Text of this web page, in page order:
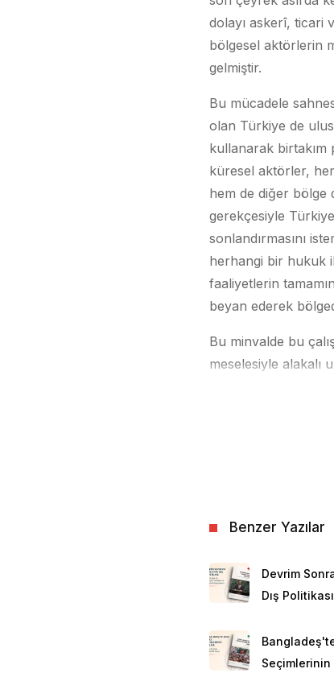
dolayı askerî, ticari
bölgesel aktörlerin
gelmiştir.
Bu mücadele
olan Türkiye de
kullanarak birtakım
küresel aktörler,
hem de diğer bölge
gerekçesiyle
sonlandırmasını
herhangi bir hukuk
faaliyetlerin
beyan ederek
Bu minvalde bu
meselesiyle alakalı
olduğu düşünülse
güzergâhı olması,
Ortadoğu
Akdeniz ABD,
esasında doğu-
kilometrekarelik bir
zaman fiilî
Benzer Yazılar
Devrim
Dış Politikası
Seçimlerinin